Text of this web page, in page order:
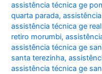
assistência técnica ge
quarta parada,
assistência técnica ge
retiro morumbi,
assistência técnica ge
santa terezinha,
assistência técnica ge